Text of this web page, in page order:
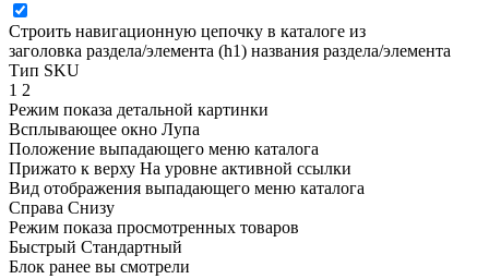
Строить навигационную цепочку в каталоге из
заголовка раздела/элемента (h1) названия раздела/элемента
Тип SKU
1 2
Режим показа детальной картинки
Всплывающее окно Лупа
Положение выпадающего меню каталога
Прижато к верху На уровне активной ссылки
Вид отображения выпадающего меню каталога
Справа Снизу
Режим показа просмотренных товаров
Быстрый Стандартный
Блок ранее вы смотрели